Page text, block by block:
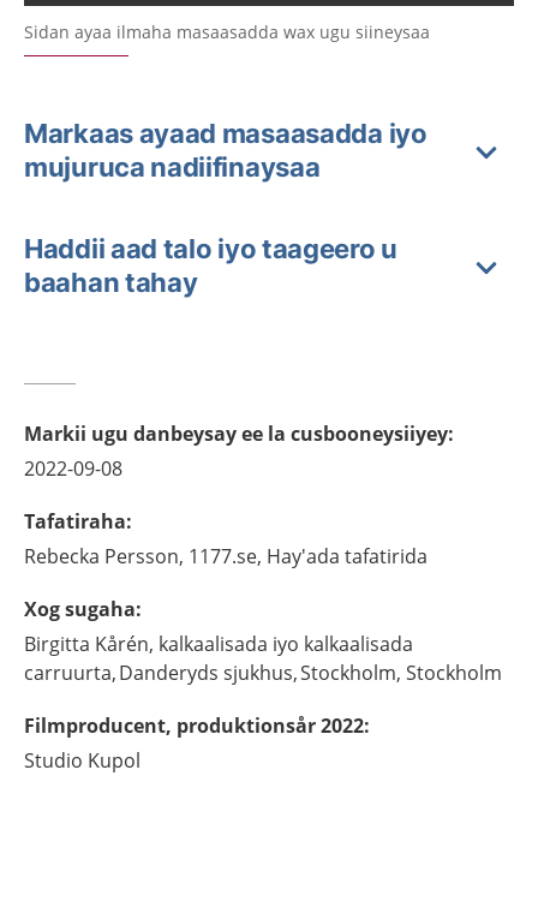
Sidan ayaa ilmaha masaasadda wax ugu siineysaa
Markaas ayaad masaasadda iyo
mujuruca nadiifinaysaa
Haddii aad talo iyo taageero u
baahan tahay
Markii ugu danbeysay ee la cusbooneysiiyey:
2022-09-08
Tafatiraha:
Rebecka Persson, 1177.se, Hay'ada tafatirida
Xog sugaha:
Birgitta Kårén, kalkaalisada iyo kalkaalisada
carruurta, Danderyds sjukhus, Stockholm, Stockholm
Filmproducent, produktionsår 2022:
Studio Kupol